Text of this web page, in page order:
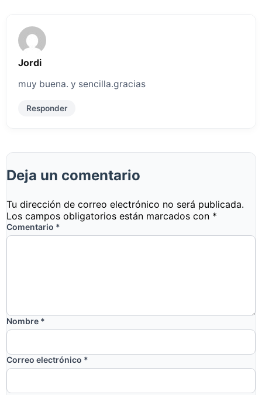
Jordi
muy buena. y sencilla.gracias
Responder
Deja un comentario
Tu dirección de correo electrónico no será publicada.
Los campos obligatorios están marcados con *
Comentario *
Nombre *
Correo electrónico *